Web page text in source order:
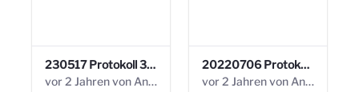
230517 Protokoll 35. Steuerungskreis.pdf
vor 2 Jahren von Anni Schlumberger
20220706 Protokoll 33. Steuerungskreis.pdf
vor 2 Jahren von Anni Schlumberger